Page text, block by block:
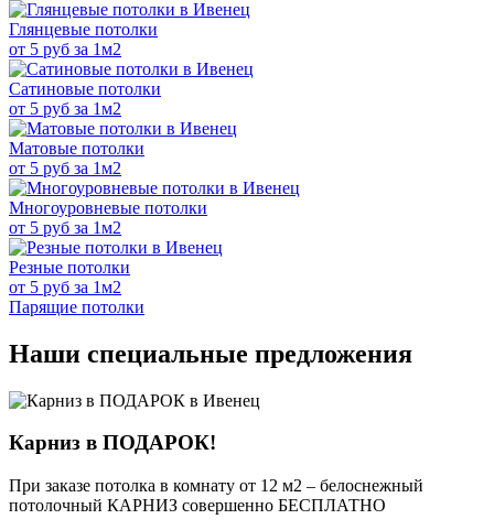
Глянцевые потолки
от 5 руб за 1м2
Сатиновые потолки
от 5 руб за 1м2
Матовые потолки
от 5 руб за 1м2
Многоуровневые потолки
от 5 руб за 1м2
Резные потолки
от 5 руб за 1м2
Парящие потолки
Наши специальные предложения
Карниз в ПОДАРОК!
При заказе потолка в комнату от 12 м2 – белоснежный
потолочный КАРНИЗ совершенно БЕСПЛАТНО